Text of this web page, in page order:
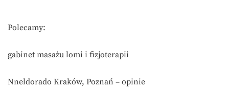
Polecamy:
gabinet masażu lomi i fizjoterapii
Nneldorado Kraków, Poznań – opinie